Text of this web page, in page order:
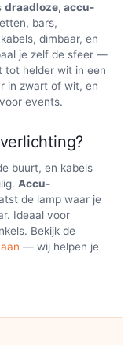
draadloze, accu-
bars,
dimbaar, en
je zelf de sfeer —
tot helder wit in een
in zwart of wit, en
events.
buurt, en kabels
Accu-
de lamp waar je
Ideaal voor
Bekijk de
— wij helpen je